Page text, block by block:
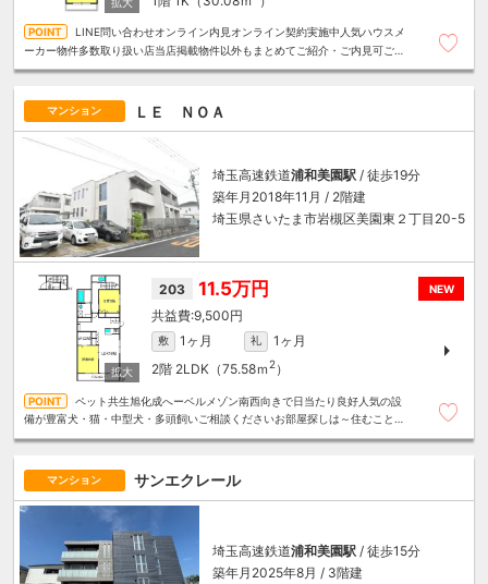
LINE問い合わせオンライン内見オンライン契約実施中人気ハウスメ
ーカー物件多数取り扱い店当店掲載物件以外もまとめてご紹介・ご内見可ご予
マンション ＬＥ ＮＯＡ
埼玉高速鉄道浦和美園駅 / 徒歩19分
築年月2018年11月 / 2階建
埼玉県さいたま市岩槻区美園東２丁目20-5
NEW
203 11.5万円
9,500円
敷 1ヶ月 礼
1ヶ月
2階 2LDK（75.58ｍ 2）
ペット共生旭化成へーベルメゾン南西向きで日当たり良好人気の設
備が豊富犬・猫・中型犬・多頭飼いご相談くださいお部屋探しは～住むことま
マンション サンエクレール
埼玉高速鉄道浦和美園駅 / 徒歩15分
築年月2025年8月 / 3階建